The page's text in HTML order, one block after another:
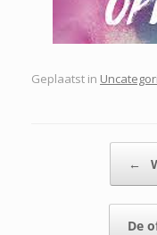
Geplaatst in
←
De